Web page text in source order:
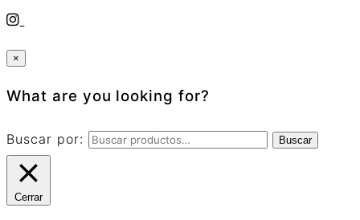
×
What are you looking for?
Buscar por: Buscar
Cerrar